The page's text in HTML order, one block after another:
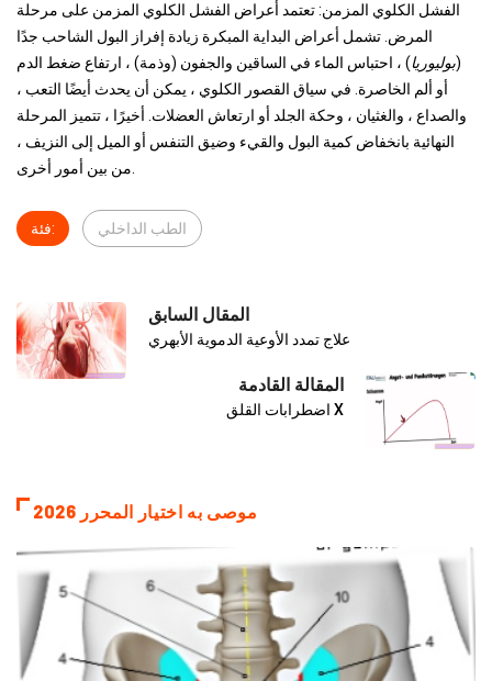
الفشل الكلوي المزمن: تعتمد أعراض الفشل الكلوي المزمن على مرحلة
المرض. تشمل أعراض البداية المبكرة زيادة إفراز البول الشاحب جدًا
(بوليوريا) ، احتباس الماء في الساقين والجفون (وذمة) ، ارتفاع ضغط الدم
أو ألم الخاصرة. في سياق القصور الكلوي ، يمكن أن يحدث أيضًا التعب ،
والصداع ، والغثيان ، وحكة الجلد أو ارتعاش العضلات. أخيرًا ، تتميز المرحلة
النهائية بانخفاض كمية البول والقيء وضيق التنفس أو الميل إلى النزيف ،
فئة: الطب الداخلي
المقال السابق
علاج تمدد الأوعية الدموية الأبهري
المقالة القادمة
اضطرابات القلق X
موصى به اختيار المحرر 2026